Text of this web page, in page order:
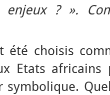
?».
été choisis
Etats